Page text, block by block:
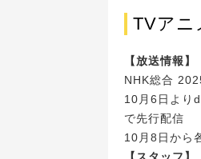
TVアニ
【放送情報】
NHK総合
10月6日より
で先行配信
10月8日から